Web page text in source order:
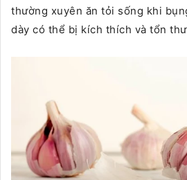
thường xuyên ăn tỏi sống khi
dày có thể bị kích thích và tổn